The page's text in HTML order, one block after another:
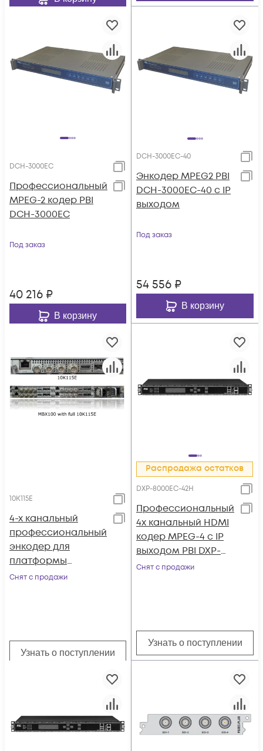
DCH-3000EC
Профессиональный
MPEG-2 кодер PBI
DCH-3000EC
Под заказ
40 216 ₽
В корзину
DCH-3000EC-40
Энкодер MPEG2 PBI
DCH-3000EC-40 с IP
выходом
Под заказ
54 556 ₽
В корзину
10K115E
4-х канальный
профессиональный
энкодер для
платформы
Sumavision MBX100
Снят с продажи
Узнать о поступлении
Распродажа остатков
DXP-8000EC-42H
Профессиональный
4х канальный HDMI
кодер MPEG-4 с IP
выходом PBI DXP-
8000EC-42H
Снят с продажи
Узнать о поступлении